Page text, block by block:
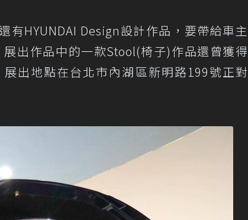
HYUNDAI Design設計作品，要帶給車主
出作品中的一款Stool(椅子)作品還曾獲得
出地點在台北市內湖區新明路199號正對